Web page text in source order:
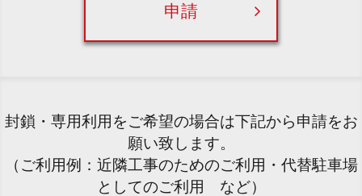
申請
封鎖・専用利用をご希望の場合は下記から申請をお
願い致します。
（ご利用例：近隣工事のためのご利用・代替駐車場
としてのご利用 など）